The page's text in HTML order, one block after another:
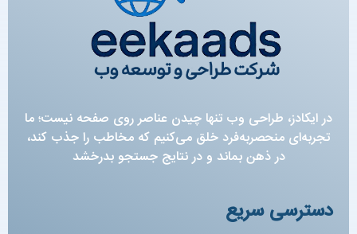
در ایکادز، طراحی وب تنها چیدن عناصر روی صفحه نیست؛ ما
تجربه‌ای منحصربه‌فرد خلق می‌کنیم که مخاطب را جذب کند،
در ذهن بماند و در نتایج جستجو بدرخشد
دسترسی سریع